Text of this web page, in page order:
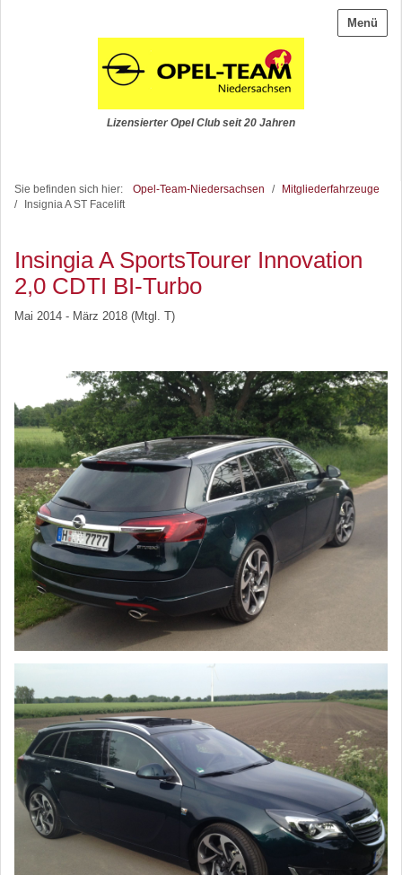
Menü
Lizensierter Opel Club seit 20 Jahren
Sie befinden sich hier: Opel-Team-Niedersachsen /
Mitgliederfahrzeuge
/
Insignia A ST Facelift
Insingia A SportsTourer Innovation
2,0 CDTI BI-Turbo
Mai 2014 - März 2018 (Mtgl. T)